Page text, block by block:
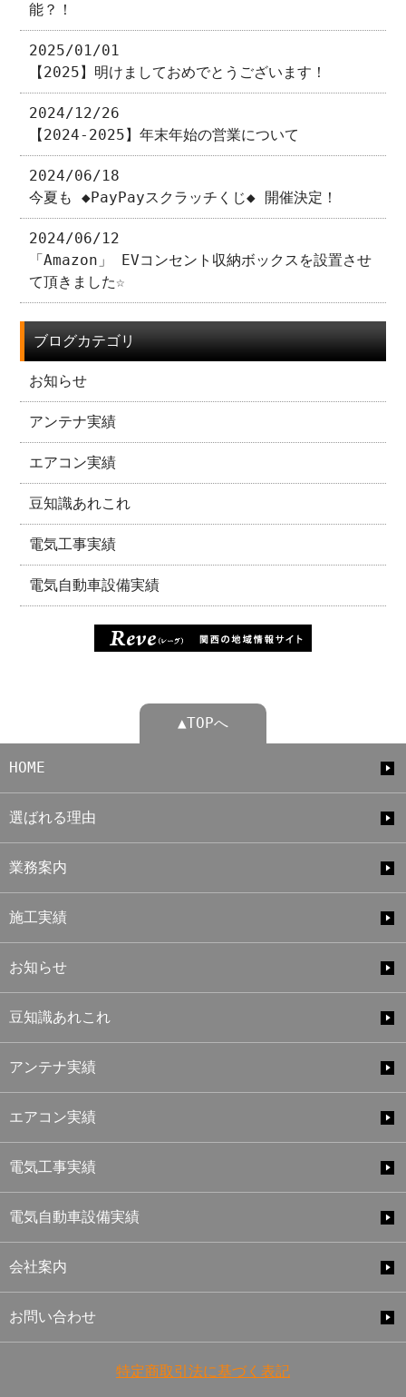
能？！
2025/01/01
【2025】明けましておめでとうございます！
2024/12/26
【2024-2025】年末年始の営業について
2024/06/18
今夏も ◆PayPayスクラッチくじ◆ 開催決定！
2024/06/12
「Amazon」 EVコンセント収納ボックスを設置させ
て頂きました☆
ブログカテゴリ
お知らせ
アンテナ実績
エアコン実績
豆知識あれこれ
電気工事実績
電気自動車設備実績
▲TOPへ
HOME
選ばれる理由
業務案内
施工実績
お知らせ
豆知識あれこれ
アンテナ実績
エアコン実績
電気工事実績
電気自動車設備実績
会社案内
お問い合わせ
特定商取引法に基づく表記